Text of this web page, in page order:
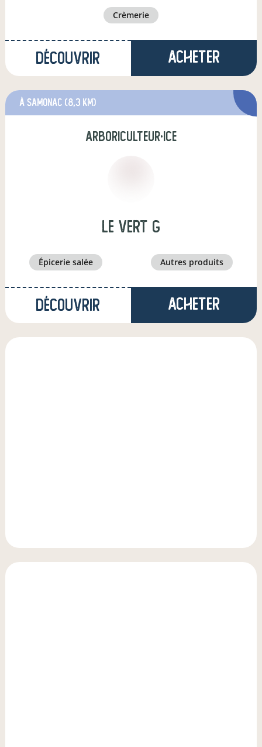
crèmerie
Découvrir Acheter
à Samonac (8,3 km)
arboriculteur·ice
Le Vert G
épicerie salée autres produits
Découvrir Acheter